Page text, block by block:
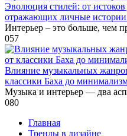
Эволюция стилей: от
отражающих личные
Интерьер – это больше, чем
057
Влияние музыкальных
классики Баха до
Музыка и интерьер — два
080
Главная
Тренды в дизайне